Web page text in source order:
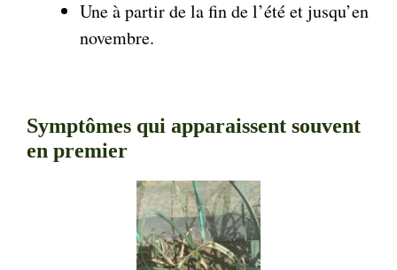
Une à partir de la fin de l’été et jusqu’en
novembre.
Symptômes qui apparaissent souvent
en premier